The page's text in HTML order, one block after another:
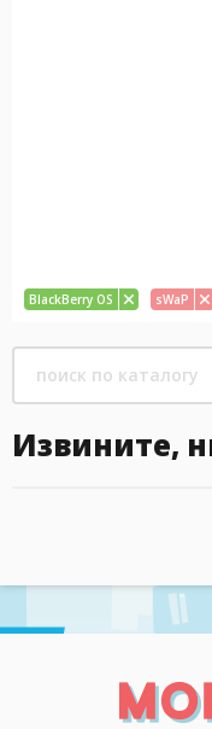
BlackBerry OS sWaP
Извините,